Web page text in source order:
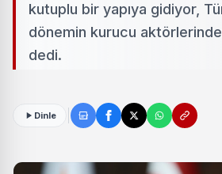
kutuplu bir yapıya gidiyor,
dönemin kurucu
dedi.
Dinle